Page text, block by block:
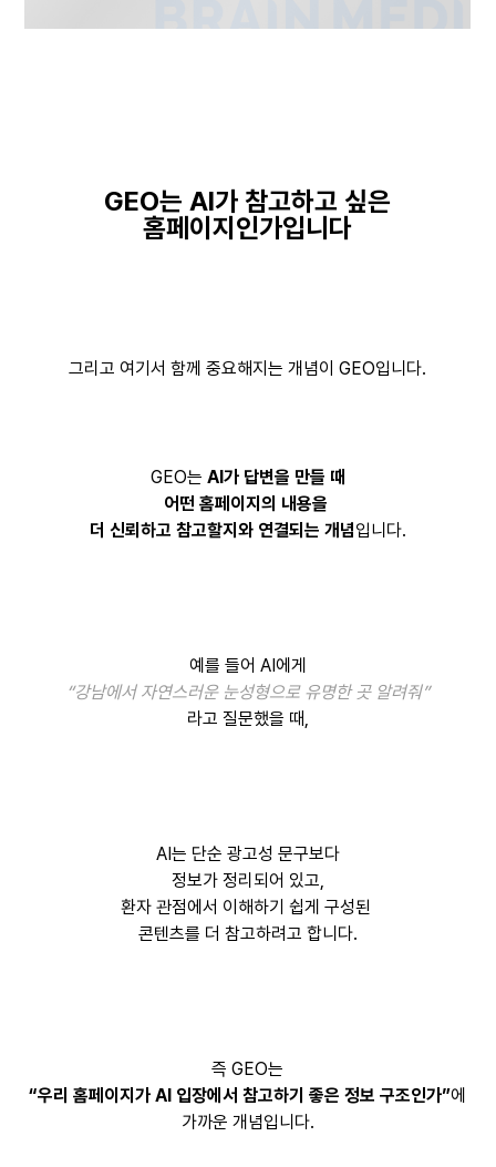
GEO는 AI가 참고하고 싶은
홈페이지인가입니다
그리고 여기서 함께 중요해지는 개념이 GEO입니다.
GEO는 AI가 답변을 만들 때
어떤 홈페이지의 내용을
더 신뢰하고 참고할지와 연결되는 개념입니다.
예를 들어 AI에게
“강남에서 자연스러운 눈성형으로 유명한 곳 알려줘”
라고 질문했을 때,
AI는 단순 광고성 문구보다
정보가 정리되어 있고,
환자 관점에서 이해하기 쉽게 구성된
콘텐츠를 더 참고하려고 합니다.
즉 GEO는
“우리 홈페이지가 AI 입장에서 참고하기 좋은 정보 구조인가”에
가까운 개념입니다.